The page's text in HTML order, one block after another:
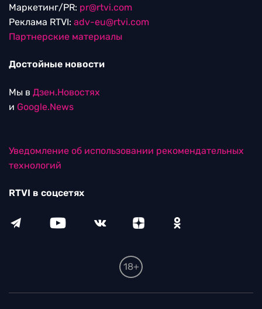
Маркетинг/PR: pr@rtvi.com
Реклама RTVI: adv-eu@rtvi.com
Партнерские материалы
Достойные новости
Мы в Дзен.Новостях
и Google.News
Уведомление об использовании рекомендательных
технологий
RTVI в соцсетях
18+